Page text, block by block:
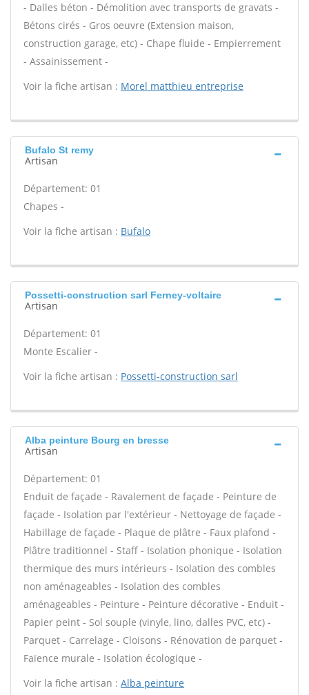
- Dalles béton - Démolition avec transports de gravats -
Bétons cirés - Gros oeuvre (Extension maison,
construction garage, etc) - Chape fluide - Empierrement
- Assainissement -
Voir la fiche artisan : Morel matthieu entreprise
Bufalo St remy
Artisan
Département: 01
Chapes -
Voir la fiche artisan : Bufalo
Possetti-construction sarl Ferney-voltaire
Artisan
Département: 01
Monte Escalier -
Voir la fiche artisan : Possetti-construction sarl
Alba peinture Bourg en bresse
Artisan
Département: 01
Enduit de façade - Ravalement de façade - Peinture de
façade - Isolation par l'extérieur - Nettoyage de façade -
Habillage de façade - Plaque de plâtre - Faux plafond -
Plâtre traditionnel - Staff - Isolation phonique - Isolation
thermique des murs intérieurs - Isolation des combles
non aménageables - Isolation des combles
aménageables - Peinture - Peinture décorative - Enduit -
Papier peint - Sol souple (vinyle, lino, dalles PVC, etc) -
Parquet - Carrelage - Cloisons - Rénovation de parquet -
Faïence murale - Isolation écologique -
Voir la fiche artisan : Alba peinture